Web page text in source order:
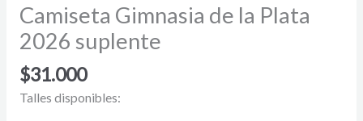
Camiseta Gimnasia de la Plata
2026 suplente
$31.000
Talles disponibles: